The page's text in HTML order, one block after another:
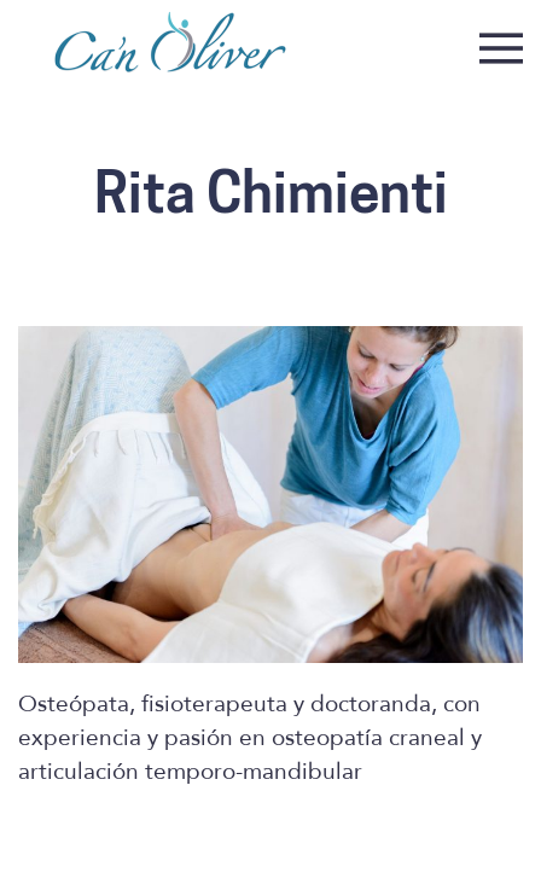
Rita Chimienti
Osteópata, fisioterapeuta y doctoranda, con
experiencia y pasión en osteopatía craneal y
articulación temporo-mandibular